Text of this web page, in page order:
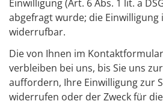
Einwilligung (Art. 6 Abs. 1 lit. a
abgefragt wurde; die Einwilligung
widerrufbar.
Die von Ihnen im
verbleiben bei uns, bis Sie uns
auffordern, Ihre Einwilligung zur
widerrufen oder der Zweck für